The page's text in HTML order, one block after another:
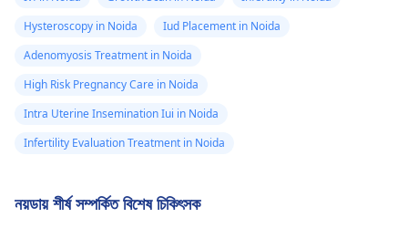
Hysteroscopy in Noida
Iud Placement in Noida
Adenomyosis Treatment in Noida
High Risk Pregnancy Care in Noida
Intra Uterine Insemination Iui in Noida
Infertility Evaluation Treatment in Noida
নয়ডায় শীর্ষ সম্পর্কিত বিশেষ চিকিৎসক